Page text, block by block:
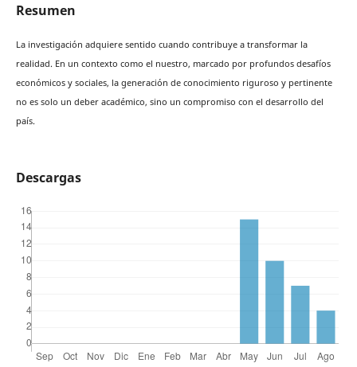
Resumen
La investigación adquiere sentido cuando contribuye a transformar la
realidad. En un contexto como el nuestro, marcado por profundos desafíos
económicos y sociales, la generación de conocimiento riguroso y pertinente
no es solo un deber académico, sino un compromiso con el desarrollo del
país.
Descargas